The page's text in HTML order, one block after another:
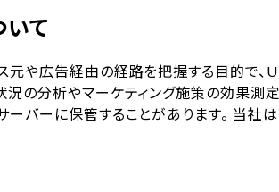
いて
元や広告経由の経路を把握する目的で
況の分析やマーケティング施策の効果
バーに保管することがあります。 当社